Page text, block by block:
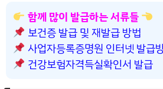
함께 많이 발급하는 서류들
보건증 발급 및 재발급 방법
사업자등록증명원 인터넷 발급
건강보험자격득실확인서 발급